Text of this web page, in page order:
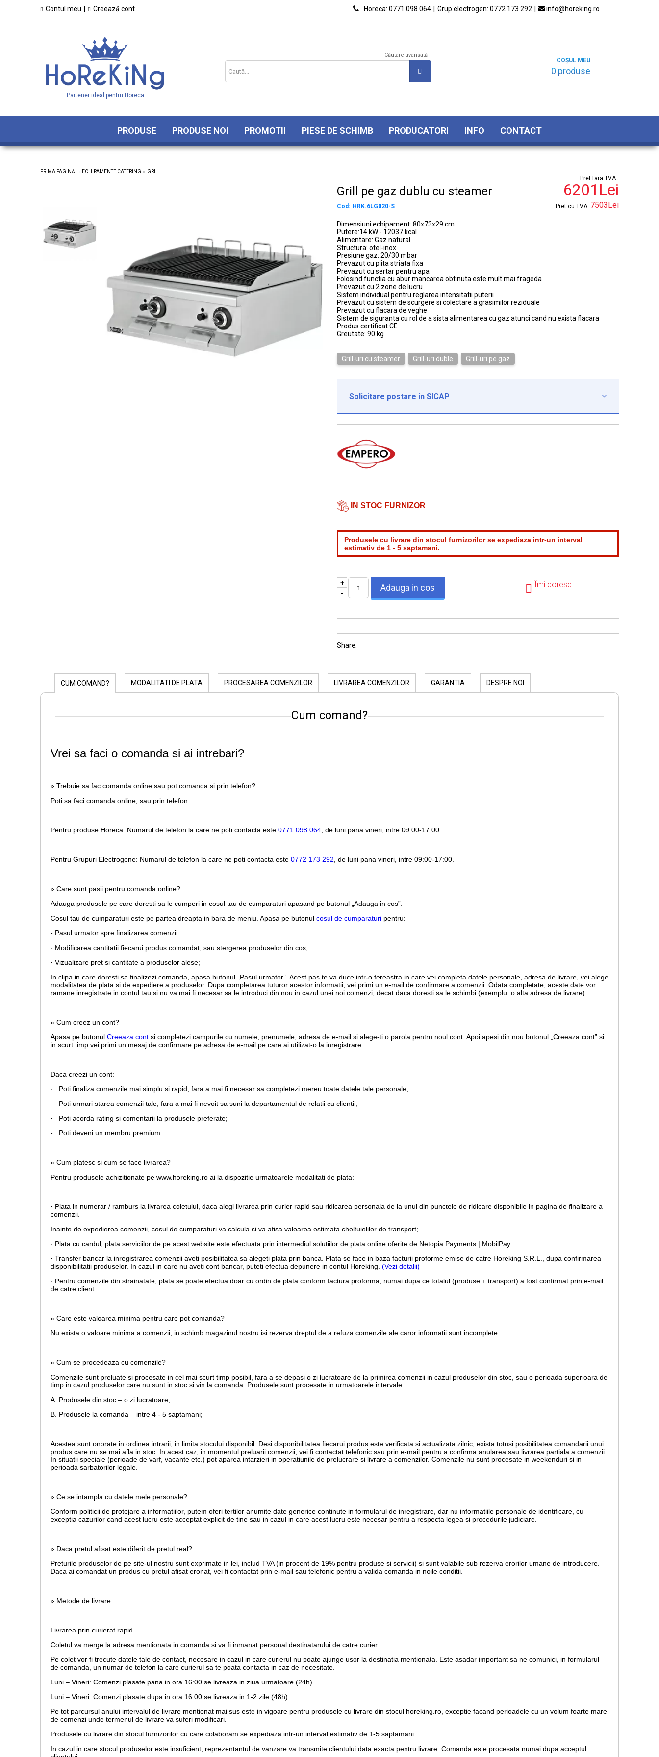
Contul meu Creează cont  Horeca: 0771 098 064 Grup electrogen: 0772 173 292 info@horeking.ro
Partener ideal pentru Horeca
Căutare avansată
COȘUL MEU
0 produse
PRODUSE PRODUSE NOI PROMOTII PIESE DE SCHIMB PRODUCATORI INFO CONTACT
PRIMA PAGINĂ ECHIPAMENTE CATERING GRILL
Grill pe gaz dublu cu steamer
Pret fara TVA
6201Lei
Pret cu TVA 7503Lei
Cod: HRK.6LG020-S
Dimensiuni echipament: 80x73x29 cm
Putere:14 kW - 12037 kcal
Alimentare: Gaz natural
Structura: otel-inox
Presiune gaz: 20/30 mbar
Prevazut cu plita striata fixa
Prevazut cu sertar pentru apa
Folosind functia cu abur mancarea obtinuta este mult mai frageda
Prevazut cu 2 zone de lucru
Sistem individual pentru reglarea intensitatii puterii
Prevazut cu sistem de scurgere si colectare a grasimilor reziduale
Prevazut cu flacara de veghe
Sistem de siguranta cu rol de a sista alimentarea cu gaz atunci cand nu exista flacara
Produs certificat CE
Greutate: 90 kg
Grill-uri cu steamer Grill-uri duble Grill-uri pe gaz
Solicitare postare in SICAP 
Telefon*
IN STOC FURNIZOR
Produsele cu livrare din stocul furnizorilor se expediaza intr-un interval
estimativ de 1 - 5 saptamani.
+
-
Îmi doresc
Share:
CUM COMAND? MODALITATI DE PLATA PROCESAREA COMENZILOR LIVRAREA COMENZILOR GARANTIA DESPRE NOI
Cum comand?
Vrei sa faci o comanda si ai intrebari?
» Trebuie sa fac comanda online sau pot comanda si prin telefon?
Poti sa faci comanda online, sau prin telefon.
Pentru produse Horeca: Numarul de telefon la care ne poti contacta este 0771 098 064, de luni pana vineri, intre 09:00-17:00.
Pentru Grupuri Electrogene: Numarul de telefon la care ne poti contacta este 0772 173 292, de luni pana vineri, intre 09:00-17:00.
» Care sunt pasii pentru comanda online?
Adauga produsele pe care doresti sa le cumperi in cosul tau de cumparaturi apasand pe butonul „Adauga in cos”.
Cosul tau de cumparaturi este pe partea dreapta in bara de meniu. Apasa pe butonul cosul de cumparaturi pentru:
- Pasul urmator spre finalizarea comenzii
· Modificarea cantitatii fiecarui produs comandat, sau stergerea produselor din cos;
· Vizualizare pret si cantitate a produselor alese;
In clipa in care doresti sa finalizezi comanda, apasa butonul „Pasul urmator”. Acest pas te va duce intr-o fereastra in care vei completa datele personale, adresa de livrare, vei alege
modalitatea de plata si de expediere a produselor. Dupa completarea tuturor acestor informatii, vei primi un e-mail de confirmare a comenzii. Odata completate, aceste date vor
ramane inregistrate in contul tau si nu va mai fi necesar sa le introduci din nou in cazul unei noi comenzi, decat daca doresti sa le schimbi (exemplu: o alta adresa de livrare).
» Cum creez un cont?
Apasa pe butonul Creeaza cont si completezi campurile cu numele, prenumele, adresa de e-mail si alege-ti o parola pentru noul cont. Apoi apesi din nou butonul „Creeaza cont” si
in scurt timp vei primi un mesaj de confirmare pe adresa de e-mail pe care ai utilizat-o la inregistrare.
Daca creezi un cont:
· Poti finaliza comenzile mai simplu si rapid, fara a mai fi necesar sa completezi mereu toate datele tale personale;
· Poti urmari starea comenzii tale, fara a mai fi nevoit sa suni la departamentul de relatii cu clientii;
· Poti acorda rating si comentarii la produsele preferate;
- Poti deveni un membru premium
» Cum platesc si cum se face livrarea?
Pentru produsele achizitionate pe www.horeking.ro ai la dispozitie urmatoarele modalitati de plata:
· Plata in numerar / ramburs la livrarea coletului, daca alegi livrarea prin curier rapid sau ridicarea personala de la unul din punctele de ridicare disponibile in pagina de finalizare a
comenzii.
Inainte de expedierea comenzii, cosul de cumparaturi va calcula si va afisa valoarea estimata cheltuielilor de transport;
· Plata cu cardul, plata serviciilor de pe acest website este efectuata prin intermediul solutiilor de plata online oferite de Netopia Payments | MobilPay.
· Transfer bancar la inregistrarea comenzii aveti posibilitatea sa alegeti plata prin banca. Plata se face in baza facturii proforme emise de catre Horeking S.R.L., dupa confirmarea
disponibilitatii produselor. In cazul in care nu aveti cont bancar, puteti efectua depunere in contul Horeking. (Vezi detalii)
· Pentru comenzile din strainatate, plata se poate efectua doar cu ordin de plata conform factura proforma, numai dupa ce totalul (produse + transport) a fost confirmat prin e-mail
de catre client.
» Care este valoarea minima pentru care pot comanda?
Nu exista o valoare minima a comenzii, in schimb magazinul nostru isi rezerva dreptul de a refuza comenzile ale caror informatii sunt incomplete.
» Cum se procedeaza cu comenzile?
Comenzile sunt preluate si procesate in cel mai scurt timp posibil, fara a se depasi o zi lucratoare de la primirea comenzii in cazul produselor din stoc, sau o perioada superioara de
timp in cazul produselor care nu sunt in stoc si vin la comanda. Produsele sunt procesate in urmatoarele intervale:
A. Produsele din stoc – o zi lucratoare;
B. Produsele la comanda – intre 4 - 5 saptamani;
Acestea sunt onorate in ordinea intrarii, in limita stocului disponibil. Desi disponibilitatea fiecarui produs este verificata si actualizata zilnic, exista totusi posibilitatea comandarii unui
produs care nu se mai afla in stoc. In acest caz, in momentul preluarii comenzii, vei fi contactat telefonic sau prin e-mail pentru a confirma anularea sau livrarea partiala a comenzii.
In situatii speciale (perioade de varf, vacante etc.) pot aparea intarzieri in operatiunile de prelucrare si livrare a comenzilor. Comenzile nu sunt procesate in weekenduri si in
perioada sarbatorilor legale.
» Ce se intampla cu datele mele personale?
Conform politicii de protejare a informatiilor, putem oferi tertilor anumite date generice continute in formularul de inregistrare, dar nu informatiile personale de identificare, cu
exceptia cazurilor cand acest lucru este acceptat explicit de tine sau in cazul in care acest lucru este necesar pentru a respecta legea si procedurile judiciare.
» Daca pretul afisat este diferit de pretul real?
Preturile produselor de pe site-ul nostru sunt exprimate in lei, includ TVA (in procent de 19% pentru produse si servicii) si sunt valabile sub rezerva erorilor umane de introducere.
Daca ai comandat un produs cu pretul afisat eronat, vei fi contactat prin e-mail sau telefonic pentru a valida comanda in noile conditii.
» Metode de livrare
Livrarea prin curierat rapid
Coletul va merge la adresa mentionata in comanda si va fi inmanat personal destinatarului de catre curier.
Pe colet vor fi trecute datele tale de contact, necesare in cazul in care curierul nu poate ajunge usor la destinatia mentionata. Este asadar important sa ne comunici, in formularul
de comanda, un numar de telefon la care curierul sa te poata contacta in caz de necesitate.
Luni – Vineri: Comenzi plasate pana in ora 16:00 se livreaza in ziua urmatoare (24h)
Luni – Vineri: Comenzi plasate dupa in ora 16:00 se livreaza in 1-2 zile (48h)
Pe tot parcursul anului intervalul de livrare mentionat mai sus este in vigoare pentru produsele cu livrare din stocul horeking.ro, exceptie facand perioadele cu un volum foarte mare
de comenzi unde termenul de livrare va suferi modificari.
Produsele cu livrare din stocul furnizorilor cu care colaboram se expediaza intr-un interval estimativ de 1-5 saptamani.
In cazul in care stocul produselor este insuficient, reprezentantul de vanzare va transmite clientului data exacta pentru livrare. Comanda este procesata numai dupa acceptul